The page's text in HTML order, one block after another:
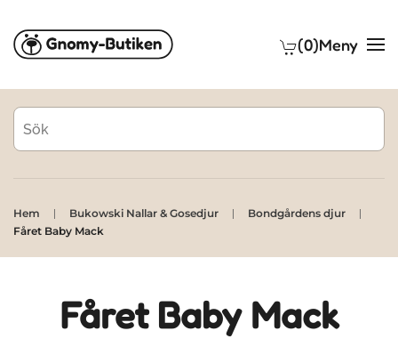
Skip to main content (0)Meny
Hem Bukowski Nallar & Gosedjur
Bondgårdens djur
Fåret Baby Mack
Fåret Baby Mack